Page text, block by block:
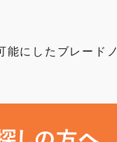
にしたブレード